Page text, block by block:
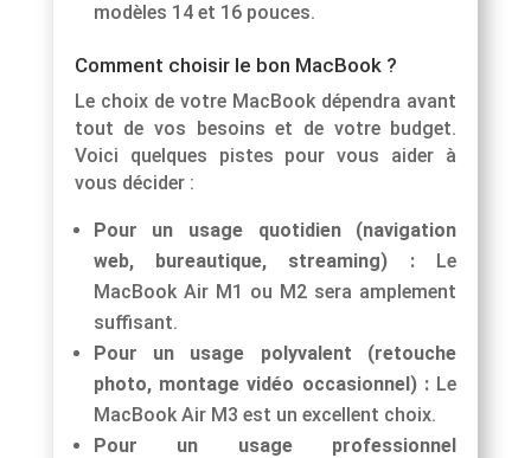
modèles 14 et 16 pouces.
Comment choisir le bon MacBook ?
Le choix de votre MacBook dépendra avant
tout de vos besoins et de votre budget.
Voici quelques pistes pour vous aider à
vous décider :
Pour un usage quotidien (navigation
web, bureautique, streaming) :Le
MacBook Air M1 ou M2 sera amplement
suffisant.
Pour un usage polyvalent (retouche
photo, montage vidéo occasionnel) :Le
MacBook Air M3 est un excellent choix.
Pour un usage professionnel